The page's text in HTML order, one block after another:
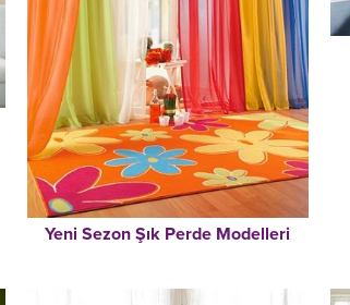
Yeni Sezon Şık Perde Modelleri